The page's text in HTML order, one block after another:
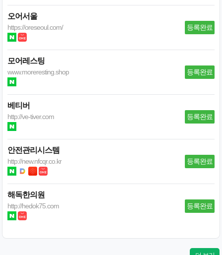
오어서울
https://oreseoul.com/ 등록완료
모어레스팅
www.moreresting.shop 등록완료
베티버
http://ve-tiver.com 등록완료
안전관리시스템
http://new.nfcqr.co.kr 등록완료
해독한의원
http://hedok75.com 등록완료